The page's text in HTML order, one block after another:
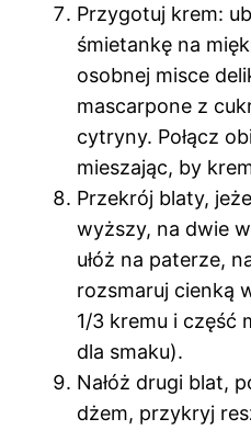
Przygotuj krem:
śmietankę na
osobnej misce
mascarpone z
cytryny. Połącz
mieszając, by
Przekrój blaty,
wyższy, na dwie
ułóż na paterze,
rozsmaruj cienką
1/3 kremu i część
dla smaku).
Nałóż drugi blat,
dżem, przykryj